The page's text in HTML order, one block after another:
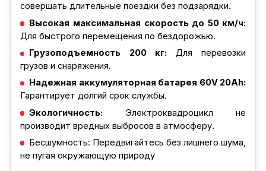
совершать длительные поездки без подзарядки.
Высокая максимальная скорость до 50 км/ч:
Для быстрого перемещения по бездорожью.
Грузоподъемность 200 кг: Для перевозки
грузов и снаряжения.
Надежная аккумуляторная батарея 60V 20Ah:
Гарантирует долгий срок службы.
Экологичность: Электроквадроцикл не
производит вредных выбросов в атмосферу.
Бесшумность: Передвигайтесь без лишнего шума,
не пугая окружающую природу